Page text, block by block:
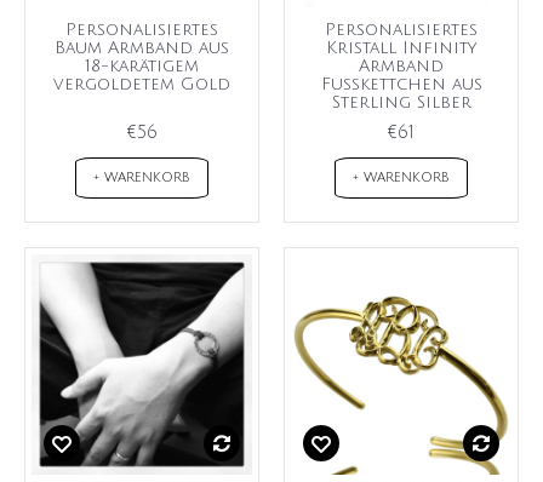
Personalisiertes
Baum Armband aus
18-karätigem
vergoldetem Gold
€56
+ WARENKORB
Personalisiertes
Kristall Infinity
Armband
Fußkettchen aus
Sterling Silber
€61
+ WARENKORB